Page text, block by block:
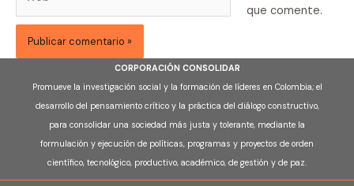
que comente.
CORPORACIÓN CONSOLIDAR
Promueve la investigación social y la formación de líderes en Colombia; el
desarrollo del pensamiento crítico y la práctica del diálogo constructivo,
para consolidar una sociedad más justa y tolerante, mediante la
formulación y ejecución de políticas, programas y proyectos de orden
científico, tecnológico, productivo, académico, de gestión y de paz.